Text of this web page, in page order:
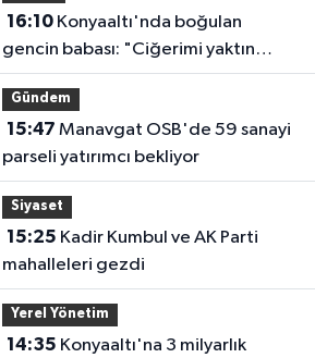
16:10Konyaaltı'nda boğulan
gencin babası: "Ciğerimi yaktın
babam"
Gündem
15:47
parseli yatırımcı bekliyor
Siyaset
15:25
mahalleleri gezdi
Yerel Yönetim
14:35